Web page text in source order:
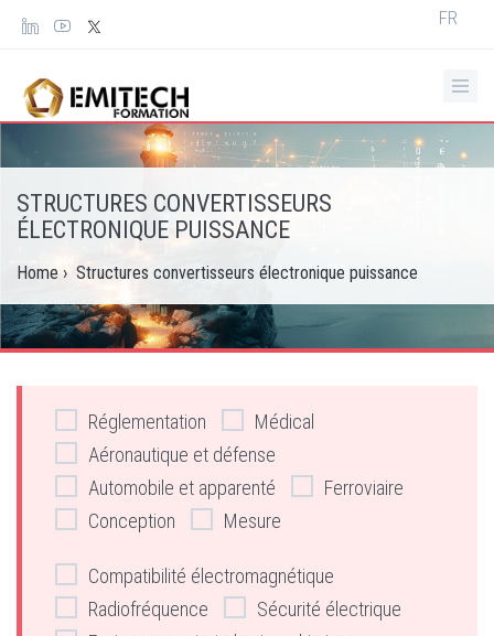
Panneau de gestion des cookies
Select
FR
STRUCTURES CONVERTISSEURS
ÉLECTRONIQUE PUISSANCE
Home › Structures convertisseurs électronique puissance
Réglementation
Médical
Aéronautique et défense
Automobile et apparenté
Ferroviaire
Conception
Mesure
Compatibilité électromagnétique
Radiofréquence
Sécurité électrique